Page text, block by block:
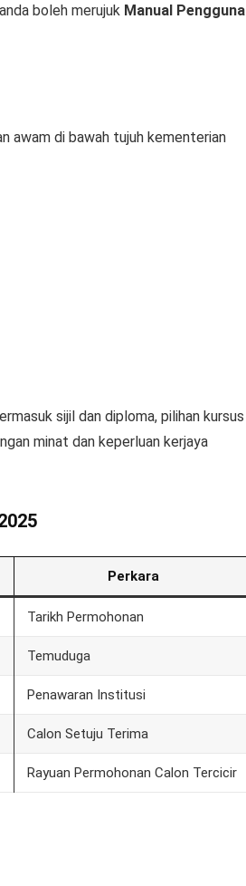
boleh merujuk Manual Pengguna
awam di bawah tujuh kementerian
sijil dan diploma, pilihan kursus
minat dan keperluan kerjaya
Perkara
Tarikh Permohonan
Temuduga
Penawaran Institusi
Calon Setuju Terima
Rayuan Permohonan Calon Tercicir